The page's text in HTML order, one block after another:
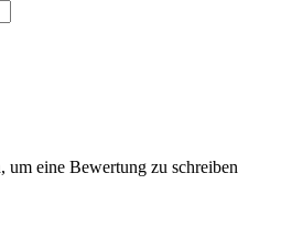
um eine Bewertung zu schreiben